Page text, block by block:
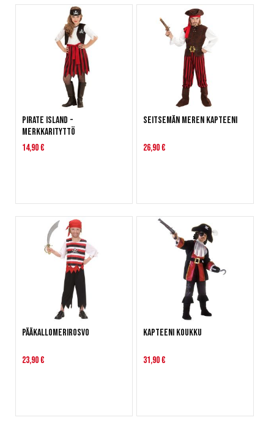
Pirate Island -
merkkarityttö
14,90 €
Seitsemän meren kapteeni
26,90 €
Pääkallomerirosvo
23,90 €
Kapteeni Koukku
31,90 €